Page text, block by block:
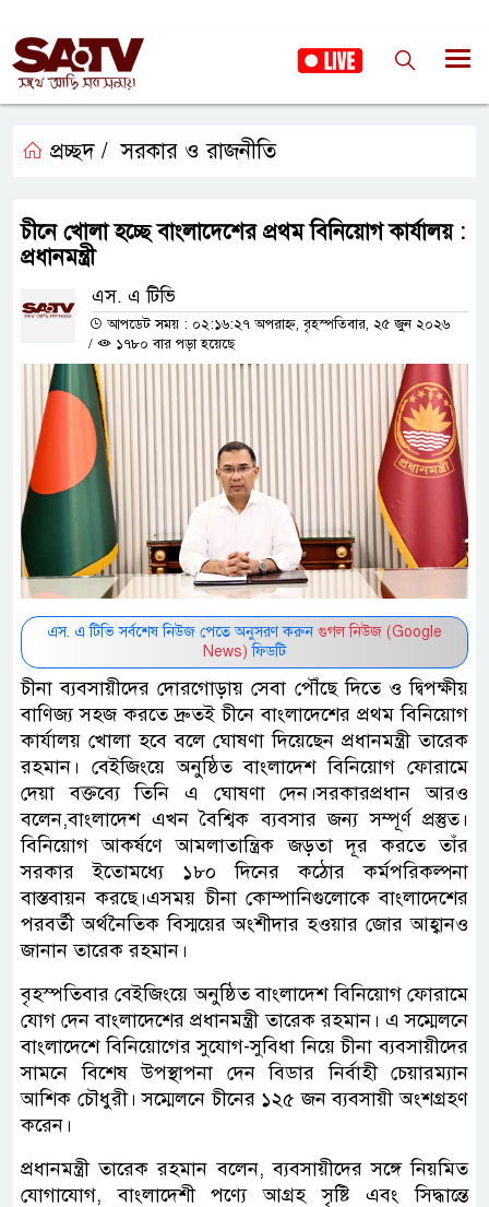
প্রচ্ছদ / সরকার ও রাজনীতি
চীনে খোলা হচ্ছে বাংলাদেশের প্রথম বিনিয়োগ কার্যালয় :
প্রধানমন্ত্রী
এস. এ টিভি
আপডেট সময় : ০২:১৬:২৭ অপরাহ্ন, বৃহস্পতিবার, ২৫ জুন ২০২৬
/
১৭৮০ বার পড়া হয়েছে
এস. এ টিভি সর্বশেষ নিউজ পেতে অনুসরণ করুন গুগল নিউজ (Google
News) ফিডটি
চীনা ব্যবসায়ীদের দোরগোড়ায় সেবা পৌঁছে দিতে ও দ্বিপক্ষীয়
বাণিজ্য সহজ করতে দ্রুতই চীনে বাংলাদেশের প্রথম বিনিয়োগ
কার্যালয় খোলা হবে বলে ঘোষণা দিয়েছেন প্রধানমন্ত্রী তারেক
রহমান। বেইজিংয়ে অনুষ্ঠিত বাংলাদেশ বিনিয়োগ ফোরামে
দেয়া বক্তব্যে তিনি এ ঘোষণা দেন।সরকারপ্রধান আরও
বলেন,বাংলাদেশ এখন বৈশ্বিক ব্যবসার জন্য সম্পূর্ণ প্রস্তুত।
বিনিয়োগ আকর্ষণে আমলাতান্ত্রিক জড়তা দূর করতে তাঁর
সরকার ইতোমধ্যে ১৮০ দিনের কঠোর কর্মপরিকল্পনা
বাস্তবায়ন করছে।এসময় চীনা কোম্পানিগুলোকে বাংলাদেশের
পরবর্তী অর্থনৈতিক বিস্ময়ের অংশীদার হওয়ার জোর আহ্বানও
জানান তারেক রহমান।
বৃহস্পতিবার বেইজিংয়ে অনুষ্ঠিত বাংলাদেশ বিনিয়োগ ফোরামে
যোগ দেন বাংলাদেশের প্রধানমন্ত্রী তারেক রহমান। এ সম্মেলনে
বাংলাদেশে বিনিয়োগের সুযোগ-সুবিধা নিয়ে চীনা ব্যবসায়ীদের
সামনে বিশেষ উপস্থাপনা দেন বিডার নির্বাহী চেয়ারম্যান
আশিক চৌধুরী। সম্মেলনে চীনের ১২৫ জন ব্যবসায়ী অংশগ্রহণ
করেন।
প্রধানমন্ত্রী তারেক রহমান বলেন, ব্যবসায়ীদের সঙ্গে নিয়মিত
যোগাযোগ, বাংলাদেশী পণ্যে আগ্রহ সৃষ্টি এবং সিদ্ধান্তে